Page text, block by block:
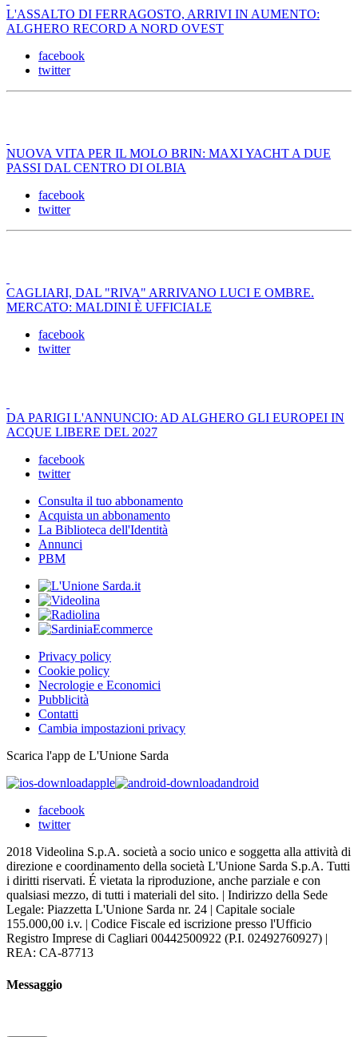
L'ASSALTO DI FERRAGOSTO, ARRIVI IN AUMENTO:
ALGHERO RECORD A NORD OVEST
facebook
twitter
NUOVA VITA PER IL MOLO BRIN: MAXI YACHT A DUE
PASSI DAL CENTRO DI OLBIA
facebook
twitter
CAGLIARI, DAL "RIVA" ARRIVANO LUCI E OMBRE.
MERCATO: MALDINI È UFFICIALE
facebook
twitter
DA PARIGI L'ANNUNCIO: AD ALGHERO GLI EUROPEI IN
ACQUE LIBERE DEL 2027
facebook
twitter
Consulta il tuo abbonamento
Acquista un abbonamento
La Biblioteca dell'Identità
Annunci
PBM
Privacy policy
Cookie policy
Necrologie e Economici
Pubblicità
Contatti
Cambia impostazioni privacy
Scarica l'app de L'Unione Sarda
apple
android
facebook
twitter
2018 Videolina S.p.A. società a socio unico e soggetta alla attività di
direzione e coordinamento della società L'Unione Sarda S.p.A. Tutti
i diritti riservati. É vietata la riproduzione, anche parziale e con
qualsiasi mezzo, di tutti i materiali del sito. | Indirizzo della Sede
Legale: Piazzetta L'Unione Sarda nr. 24 | Capitale sociale
155.000,00 i.v. | Codice Fiscale ed iscrizione presso l'Ufficio
Registro Imprese di Cagliari 00442500922 (P.I. 02492760927) |
REA: CA-87713
Messaggio